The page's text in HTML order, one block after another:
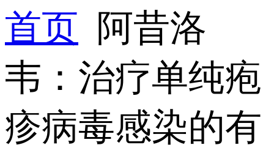
首页 阿昔洛
韦：治疗单纯疱
疹病毒感染的有